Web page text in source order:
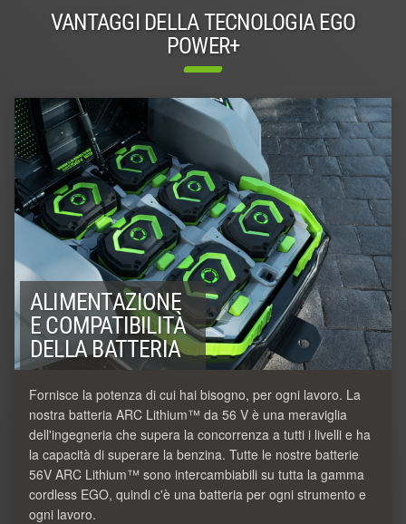
VANTAGGI DELLA TECNOLOGIA EGO
POWER+
ALIMENTAZIONE
E COMPATIBILITÀ
DELLA BATTERIA
Fornisce la potenza di cui hai bisogno, per ogni lavoro. La
nostra batteria ARC Lithium™ da 56 V è una meraviglia
dell'ingegneria che supera la concorrenza a tutti i livelli e ha
la capacità di superare la benzina. Tutte le nostre batterie
56V ARC Lithium™ sono intercambiabili su tutta la gamma
cordless EGO, quindi c'è una batteria per ogni strumento e
ogni lavoro.